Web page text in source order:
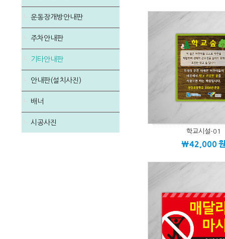
운동장개방안내판
주차안내판
기타안내판
안내판(설치사진)
배너
시공사진
학교시설-01
\42,000